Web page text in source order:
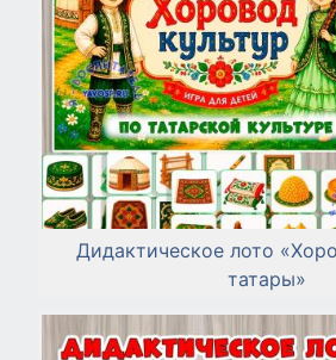
Дидактическое лото
татары»